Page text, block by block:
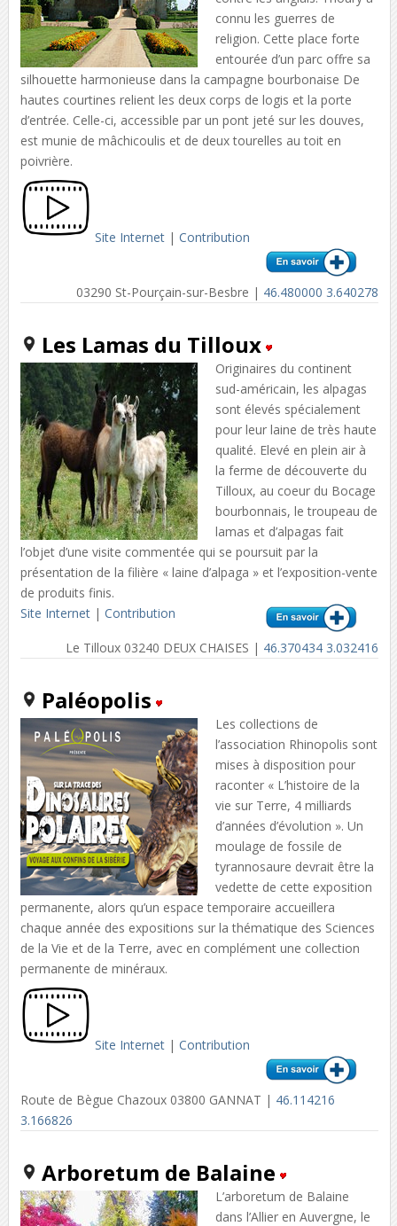
connu les guerres de
religion. Cette place forte
entourée d’un parc offre sa
silhouette harmonieuse dans la campagne bourbonaise De
hautes courtines relient les deux corps de logis et la porte
d’entrée. Celle-ci, accessible par un pont jeté sur les douves,
est munie de mâchicoulis et de deux tourelles au toit en
poivrière.
Site Internet| Contribution
03290 St-Pourçain-sur-Besbre | 46.480000 3.640278
Les Lamas du Tilloux
Originaires du continent
sud-américain, les alpagas
sont élevés spécialement
pour leur laine de très haute
qualité. Elevé en plein air à
la ferme de découverte du
Tilloux, au coeur du Bocage
bourbonnais, le troupeau de
lamas et d’alpagas fait
l’objet d’une visite commentée qui se poursuit par la
présentation de la filière « laine d’alpaga » et l’exposition-vente
de produits finis.
Site Internet| Contribution
Le Tilloux 03240 DEUX CHAISES | 46.370434 3.032416
Paléopolis
Les collections de
l’association Rhinopolis sont
mises à disposition pour
raconter « L’histoire de la
vie sur Terre, 4 milliards
d’années d’évolution ». Un
moulage de fossile de
tyrannosaure devrait être la
vedette de cette exposition
permanente, alors qu’un espace temporaire accueillera
chaque année des expositions sur la thématique des Sciences
de la Vie et de la Terre, avec en complément une collection
permanente de minéraux.
Site Internet| Contribution
Route de Bègue Chazoux 03800 GANNAT | 46.114216
3.166826
Arboretum de Balaine
L’arboretum de Balaine
dans l’Allier en Auvergne, le